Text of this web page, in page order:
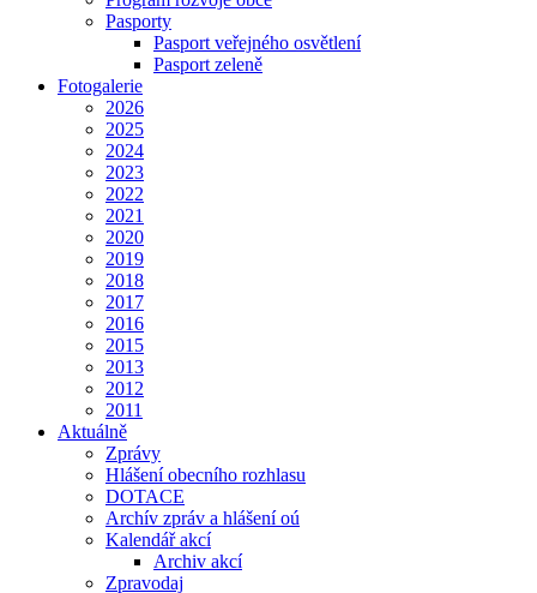
Pasporty
Pasport veřejného osvětlení
Pasport zeleně
Fotogalerie
2026
2025
2024
2023
2022
2021
2020
2019
2018
2017
2016
2015
2013
2012
2011
Aktuálně
Zprávy
Hlášení obecního rozhlasu
DOTACE
Archív zpráv a hlášení oú
Kalendář akcí
Archiv akcí
Zpravodaj